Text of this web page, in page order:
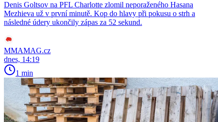
Denis Goltsov na PFL Charlotte zlomil neporaženého Hasana
Mezhieva už v první minutě. Kop do hlavy při pokusu o strh a
následné údery ukončily zápas za 52 sekund.
MMAMAG.cz
dnes, 14:19
1 min